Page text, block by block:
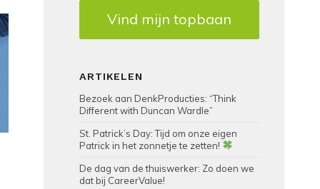
Vind mijn topbaan
ARTIKELEN
Bezoek aan DenkProducties: “Think
Different with Duncan Wardle”
St. Patrick’s Day: Tijd om onze eigen
Patrick in het zonnetje te zetten!
De dag van de thuiswerker: Zo doen we
dat bij CareerValue!